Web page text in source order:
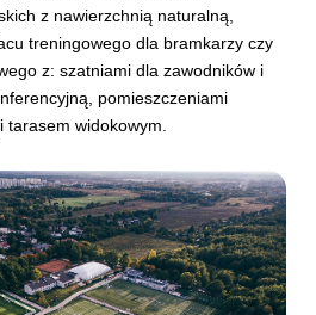
z nawierzchnią naturalną,
treningowego dla bramkarzy czy
z: szatniami dla zawodników i
pomieszczeniami
tarasem widokowym.